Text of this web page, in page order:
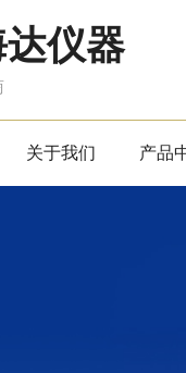
仪器
关于我们 产品